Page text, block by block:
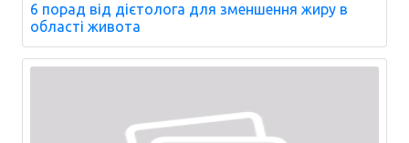
6 порад від дієтолога для зменшення жиру в
області живота